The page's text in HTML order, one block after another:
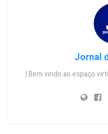
Jornal
| Bem vindo ao espaço